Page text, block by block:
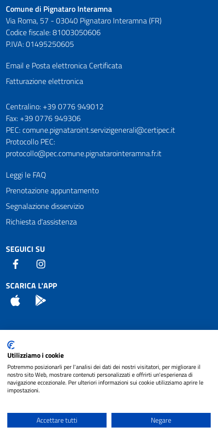
Comune di Pignataro Interamna
Via Roma, 57 - 03040 Pignataro Interamna (FR)
Codice fiscale: 81003050606
P.IVA: 01495250605
Email e Posta elettronica Certificata
Fatturazione elettronica
Numeri utili
Centralino: +39 0776 949012
Fax: +39 0776 949306
PEC: comune.pignataroint.servizigenerali@certipec.it
Protocollo PEC:
protocollo@pec.comune.pignatarointeramna.fr.it
Leggi le FAQ
Prenotazione appuntamento
Segnalazione disservizio
Richiesta d'assistenza
SEGUICI SU
Facebook
SCARICA L'APP
App Store
Attuazione Misure PNRR
Piano di miglioramento del sito
Note legali
cura diNET SMART
Utilizziamo i cookie
Potremmo posizionarli per l'analisi dei dati dei nostri visitatori, per migliorare il
nostro sito Web, mostrare contenuti personalizzati e offrirti un'esperienza di
navigazione eccezionale. Per ulteriori informazioni sui cookie utilizziamo aprire le
impostazioni.
Accettare tutti Negare